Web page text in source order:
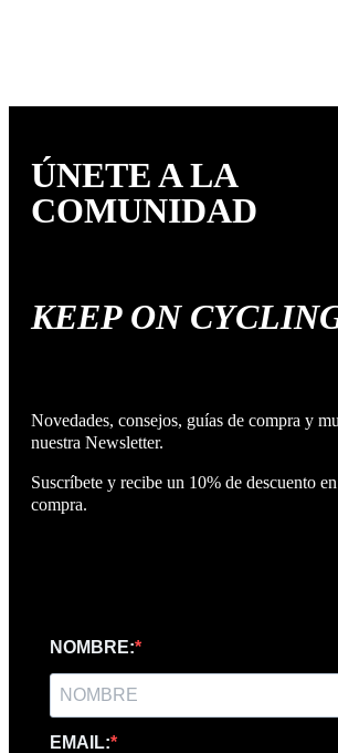
ÚNETE A LA
COMUNIDAD
KEEP ON
Novedades, consejos, guías de compra y
nuestra Newsletter.
Suscríbete y recibe un 10% de descuento
compra.
NOMBRE:
EMAIL: